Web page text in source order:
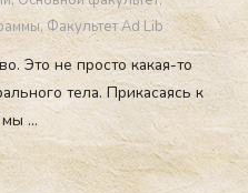
,Факультет Ad Lib
Это не просто какая-то
тела. Прикасаясь к
...